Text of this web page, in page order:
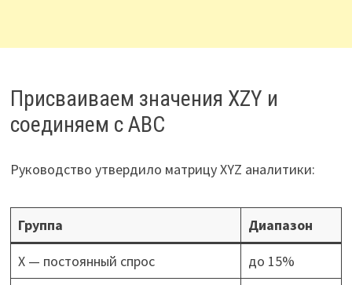
Присваиваем значения XZY и
соединяем с ABC
Руководство утвердило матрицу XYZ аналитики:
Группа
Диапазон
X — постоянный спрос
до 15%